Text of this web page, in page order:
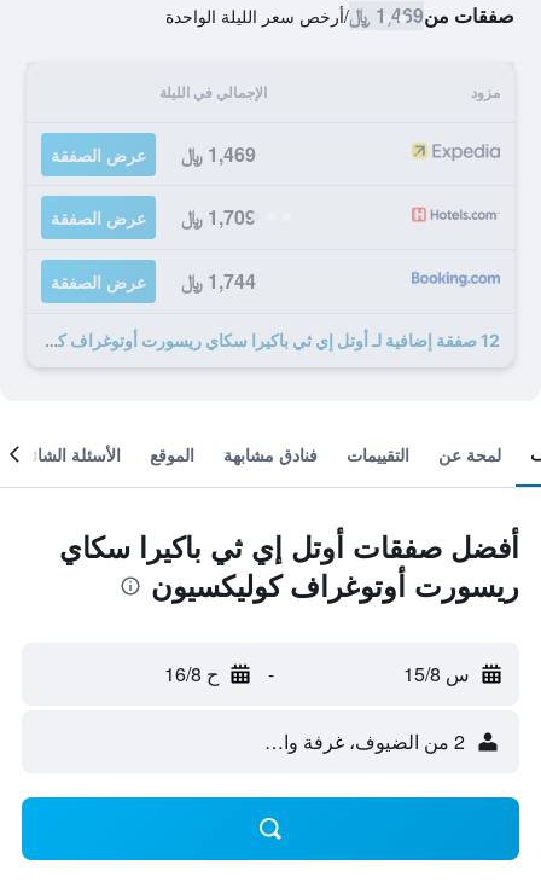
صفقات من1,469 ﷼ /أرخص سعر الليلة الواحدة
مزود الإجمالي في الليلة
1,469 ﷼ عرض الصفقة
1,709 ﷼ عرض الصفقة
1,744 ﷼ عرض الصفقة
12 صفقة إضافية لـ أوتل إي ثي باكيرا سكاي ريسورت أوتوغراف كوليكسيون
لمحة عن التقييمات فنادق مشابهة الموقع الأسئلة الشائعة
أفضل صفقات أوتل إي ثي باكيرا سكاي
ريسورت أوتوغراف كوليكسيون
س 15/8 - ح 16/8
2 من الضيوف، غرفة واحدة